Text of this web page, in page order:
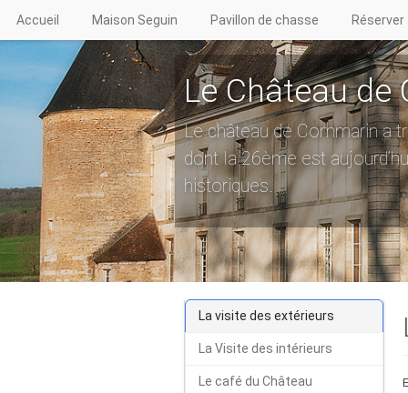
Accueil Maison Seguin Pavillon de chasse Réserver
Le Château de
Le château de Commarin a
dont la 26ème est
historiques.
La visite des extérieurs
La Visite des intérieurs
Le café du Château